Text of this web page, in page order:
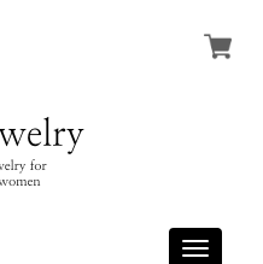
Toggle